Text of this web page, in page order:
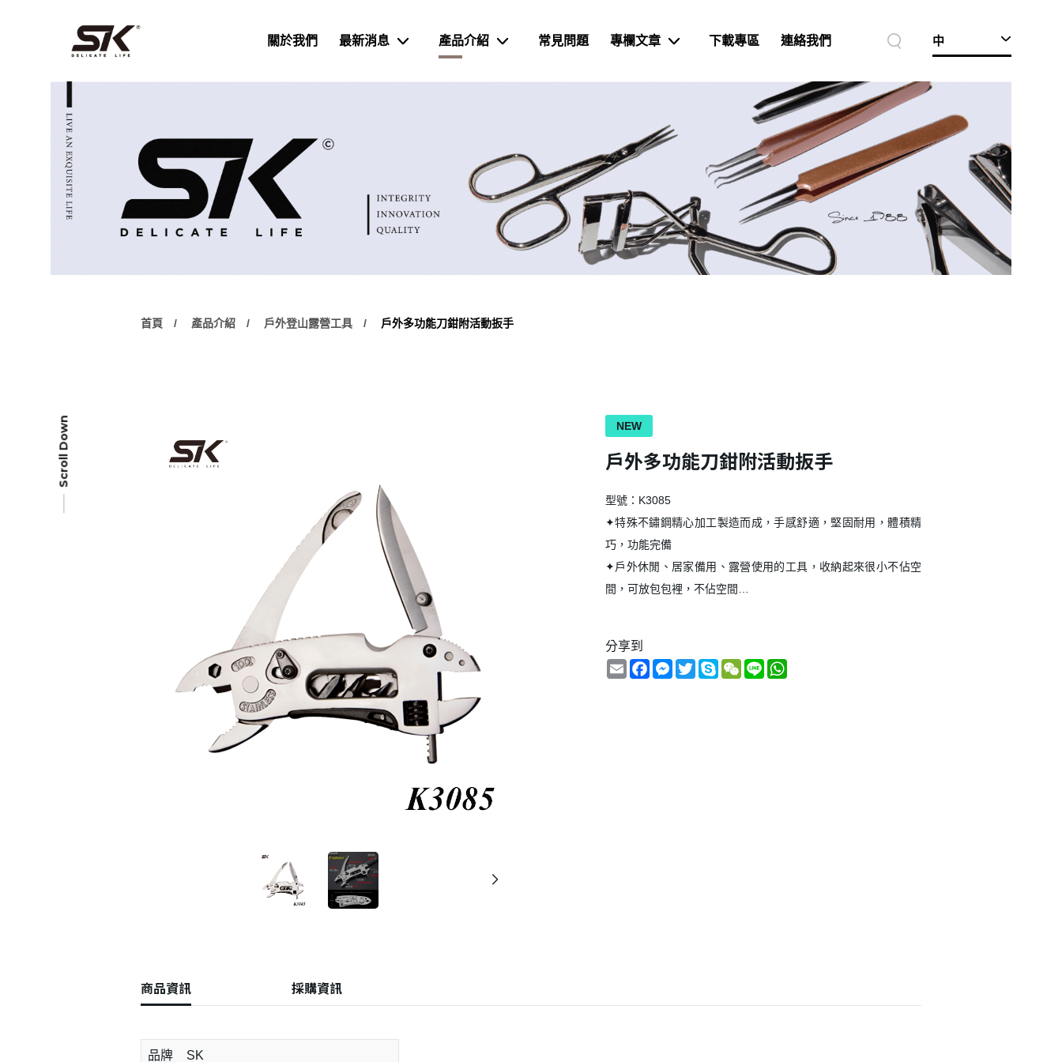
中
關於我們 最新消息 產品介紹 常見問題 專欄文章 下載專區 連絡我們
首頁 產品介紹 戶外登山露營工具 戶外多功能刀鉗附活動扳手
Scroll Down NEW
戶外多功能刀鉗附活動扳手
型號：K3085
✦特殊不鏽鋼精心加工製造而成，手感舒適，堅固耐用，體積精
巧，功能完備
✦戶外休閒、居家備用、露營使用的工具，收納起來很小不佔空
間，可放包包裡，不佔空間
分享到
EmailFacebook
Messenger
TwitterSkypeWeChat
LineWhatsApp
商品資訊 採購資訊
品牌 SK